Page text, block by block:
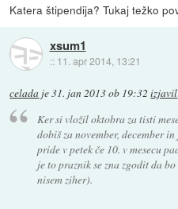
Katera štipendija? Tukaj težko
xsum1
:: 11. apr 2014, 13:21
celada je31. jan 2013 ob 19:32 izjavil
Ker si vložil oktobra za tisti
dobiš za november, december
pride v petek če 10. v mesecu
je to praznik se zna zgodit da
nisem ziher).